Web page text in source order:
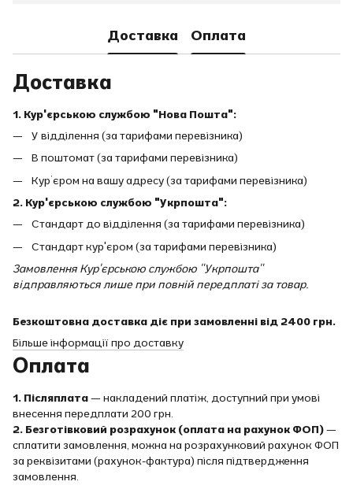
Доставка Оплата
Доставка
1. Кур'єрською службою "Нова Пошта":
У відділення (за тарифами перевізника)
В поштомат (за тарифами перевізника)
Кур’єром на вашу адресу (за тарифами перевізника)
2. Кур'єрською службою "Укрпошта":
Стандарт до відділення (за тарифами перевізника)
Стандарт кур'єром (за тарифами перевізника)
Замовлення Кур'єрською службою "Укрпошта"
відправляються лише при повній передплаті за товар.
Безкоштовна доставка діє при замовленні від 2400 грн.
Більше інформації про доставку
Оплата
1. Післяплата— накладений платіж, доступний при умові
внесення передплати 200 грн.
2. Безготівковий розрахунок (оплата на рахунок ФОП)—
сплатити замовлення, можна на розрахунковий рахунок ФОП
за реквізитами (рахунок-фактура) після підтвердження
замовлення.